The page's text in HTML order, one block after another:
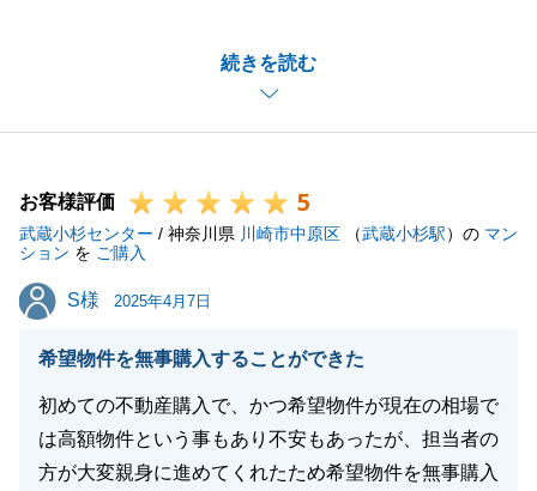
続きを読む
的でしたので、K様に最適な物件をご紹介することが
でき、私も嬉しく思っております。
K様のご希望のスケジュールやリフォームなどのご要
だきましたが、K様にいつもすみやかにご対応いただ
きましたおかげでスムーズに進めることができまし
た。
心より感謝申し上げます。
り申し上げます。
今後ともどうぞよろしくお願いいたします。
お客様評価 5
武蔵小杉センター / 神奈川県 川崎市中原区 （武蔵小杉駅）の マン
ション を ご購入
S様
S様 2025年4月7日
希望物件を無事購入することができた
初めての不動産購入で、かつ希望物件が現在の相場で
は高額物件という事もあり不安もあったが、担当者の
方が大変親身に進めてくれたため希望物件を無事購入